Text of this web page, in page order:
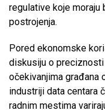
regulative koje moraju
postrojenja.
Pored ekonomske
diskusiju o
očekivanjima građana
industriji data centara
radnim mestima